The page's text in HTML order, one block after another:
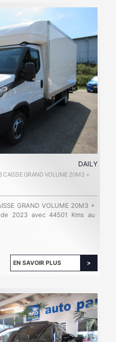
DAILY
CAISSE GRAND VOLUME 20M3 +
GRAND VOLUME 20M3 +
2023 avec 44501 Kms au
EN SAVOIR PLUS